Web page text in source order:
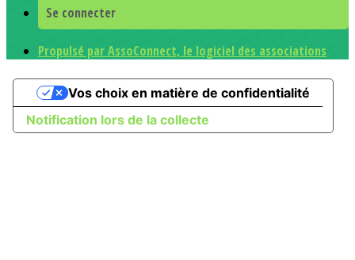
Se connecter
Propulsé par AssoConnect, le logiciel des associations
Notification lors de la collecte
Vos choix en matière de confidentialité